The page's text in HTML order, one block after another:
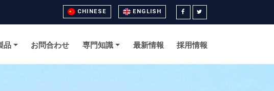
CHINESE ENGLISH
品 お問合わせ 専門知識 最新情報 採用情報